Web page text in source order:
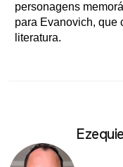
personagens
para Evanovich, que
literatura.